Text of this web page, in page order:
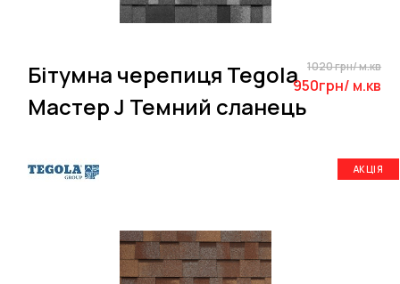
Бітумна черепиця Tegola
Мастер J Темний сланець
1020 грн/ м.кв
950грн/ м.кв
АКЦІЯ